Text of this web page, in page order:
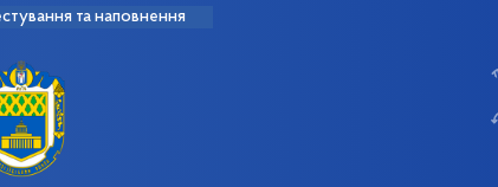
та наповнення